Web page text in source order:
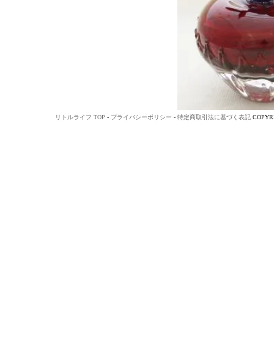
リトルライフ TOP - プライバシーポリシー - 特定商取引法に基づく表記